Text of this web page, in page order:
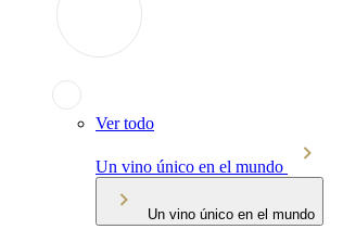
Ver todo
Un vino único en el mundo
Un vino único en el mundo